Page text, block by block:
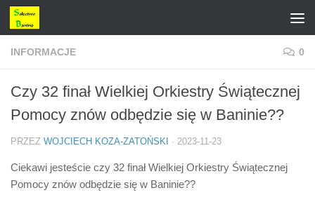
Przejdź do treści
INFORMACJE 0
Czy 32 finał Wielkiej Orkiestry Świątecznej
Pomocy znów odbędzie się w Baninie??
PRZEZ WOJCIECH KOZA-ZATOŃSKI · 2023-11-23
Ciekawi jesteście czy 32 finał Wielkiej Orkiestry Świątecznej
Pomocy znów odbędzie się w Baninie??